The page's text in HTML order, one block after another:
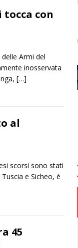
con
Armi del
inosservata
[…]
al
scorsi sono stati
e Sicheo, è
45